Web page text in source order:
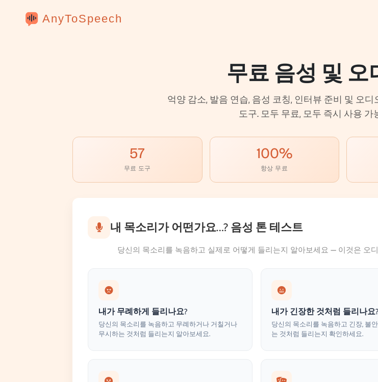
AnyToSpeech
무료 음성 및 오
억양 감소, 발음 연습, 음성 코칭, 인터뷰 준비 및 오
도구. 모두 무료, 모두 즉시 사용 가
57
무료 도구
100%
항상 무료
내 목소리가 어떤가요…? 음성 톤 테스트
당신의 목소리를 녹음하고 실제로 어떻게 들리는지 알아보세요 — 이것은 오
내가 무례하게 들리나요?
당신의 목소리를 녹음하고 무례하거나 거칠거나
무시하는 것처럼 들리는지 알아보세요.
내가 긴장한 것처럼 들리나요?
당신의 목소리를 녹음하고 긴장, 불
는 것처럼 들리는지 확인하세요.